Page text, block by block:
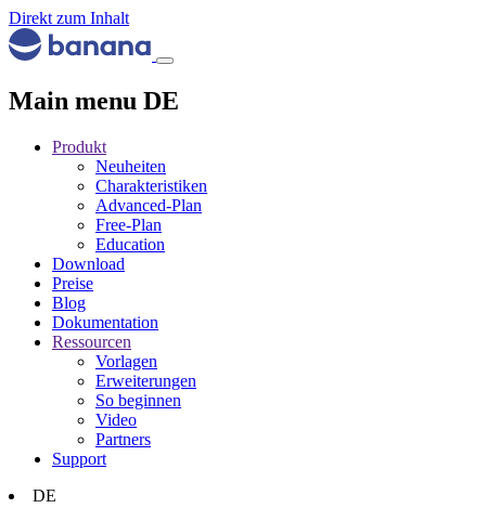
Direkt zum Inhalt
Main menu DE
Produkt
Neuheiten
Charakteristiken
Advanced-Plan
Free-Plan
Education
Download
Preise
Blog
Dokumentation
Ressourcen
Vorlagen
Erweiterungen
So beginnen
Video
Partners
Support
DE